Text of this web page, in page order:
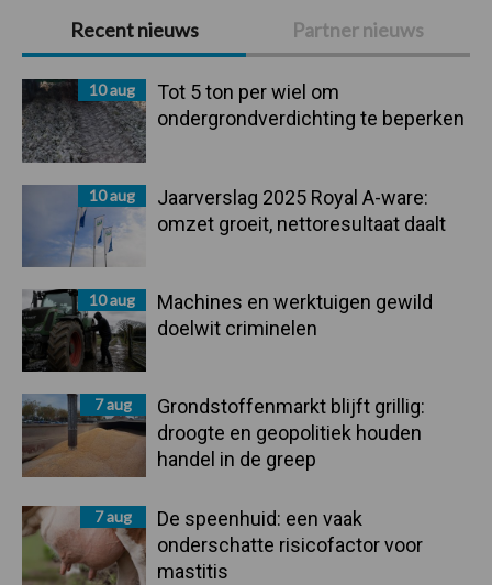
Primaire
Sidebar
Recent nieuws Partner nieuws
10 aug
Tot 5 ton per wiel om
ondergrondverdichting te beperken
10 aug
Jaarverslag 2025 Royal A-ware:
omzet groeit, nettoresultaat daalt
10 aug
Machines en werktuigen gewild
doelwit criminelen
7 aug
Grondstoffenmarkt blijft grillig:
droogte en geopolitiek houden
handel in de greep
7 aug
De speenhuid: een vaak
onderschatte risicofactor voor
mastitis